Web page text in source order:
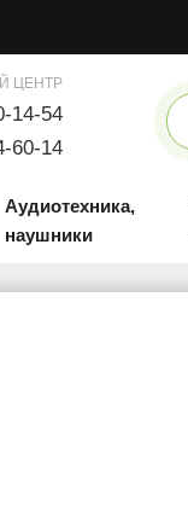
ЦЕНТР
14-54
60-14
Аудиотехника,
наушники